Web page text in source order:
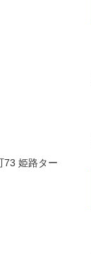
73 姫路ター